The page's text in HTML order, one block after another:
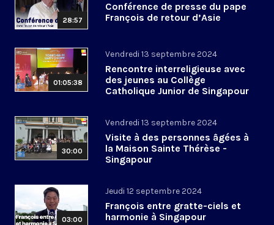
28:57
Conférence de presse du pape
François de retour d’Asie
01:05:38
Vendredi 13 septembre 2024
Rencontre interreligieuse avec
des jeunes au Collège
Catholique Junior de Singapour
30:00
Vendredi 13 septembre 2024
Visite à des personnes âgées à
la Maison Sainte Thérèse -
Singapour
03:00
Jeudi 12 septembre 2024
François entre gratte-ciels et
harmonie à Singapour